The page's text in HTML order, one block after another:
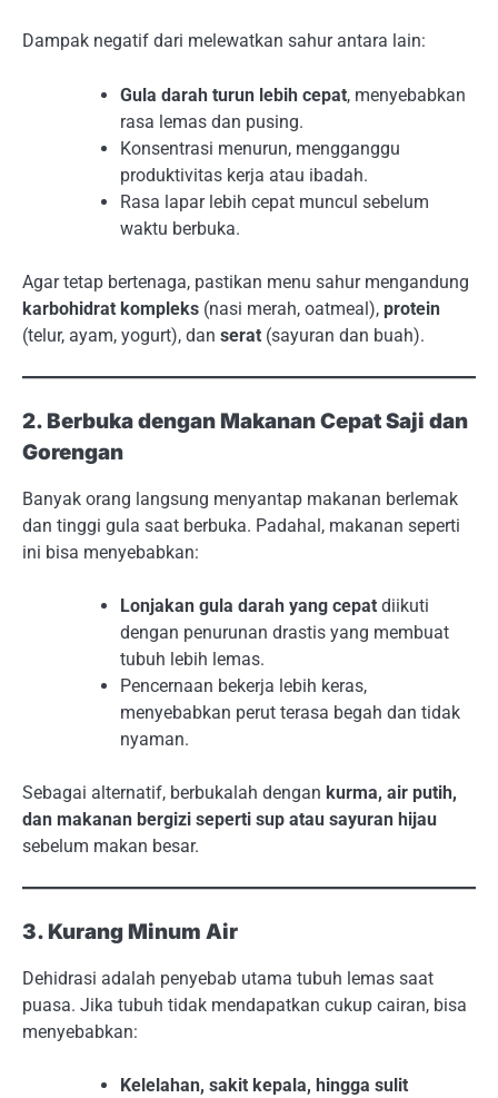
Dampak negatif dari melewatkan sahur antara lain:
Gula darah turun lebih cepat, menyebabkan
rasa lemas dan pusing.
Konsentrasi menurun, mengganggu
produktivitas kerja atau ibadah.
Rasa lapar lebih cepat muncul sebelum
waktu berbuka.
Agar tetap bertenaga, pastikan menu sahur mengandung
karbohidrat kompleks (nasi merah, oatmeal), protein
(telur, ayam, yogurt), dan serat (sayuran dan buah).
2. Berbuka dengan Makanan Cepat Saji dan
Gorengan
Banyak orang langsung menyantap makanan berlemak
dan tinggi gula saat berbuka. Padahal, makanan seperti
ini bisa menyebabkan:
Lonjakan gula darah yang cepat diikuti
dengan penurunan drastis yang membuat
tubuh lebih lemas.
Pencernaan bekerja lebih keras,
menyebabkan perut terasa begah dan tidak
nyaman.
Sebagai alternatif, berbukalah dengan kurma, air putih,
dan makanan bergizi seperti sup atau sayuran hijau
sebelum makan besar.
3. Kurang Minum Air
Dehidrasi adalah penyebab utama tubuh lemas saat
puasa. Jika tubuh tidak mendapatkan cukup cairan, bisa
menyebabkan:
Kelelahan, sakit kepala, hingga sulit